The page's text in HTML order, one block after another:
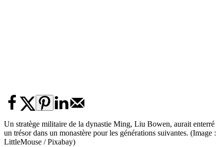
Un stratège militaire de la dynastie Ming, Liu Bowen, aurait enterré
un trésor dans un monastère pour les générations suivantes. (Image :
LittleMouse / Pixabay)